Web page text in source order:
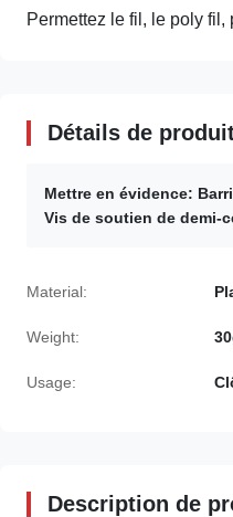
Permettez le fil, le poly fil,
Détails de
Mettre en évidence:
Vis de soutien de demi-
Material:
Weight:
Usage:
Description de